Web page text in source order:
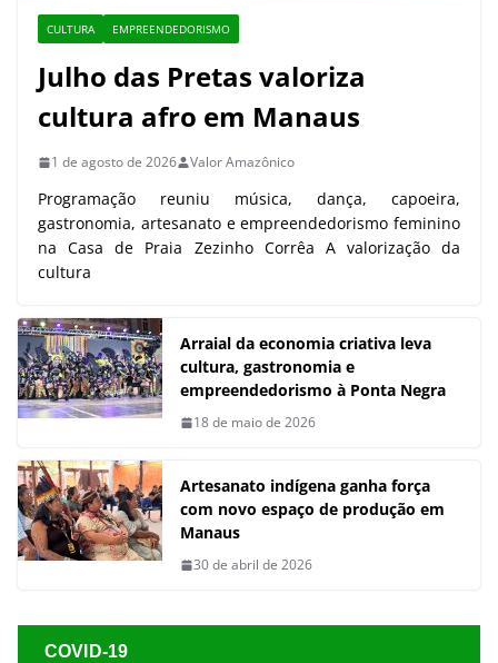
CULTURA EMPREENDEDORISMO
Julho das Pretas valoriza
cultura afro em Manaus
1 de agosto de 2026 Valor Amazônico
Programação reuniu música, dança, capoeira,
gastronomia, artesanato e empreendedorismo feminino
na Casa de Praia Zezinho Corrêa A valorização da
cultura
Arraial da economia criativa leva
cultura, gastronomia e
empreendedorismo à Ponta Negra
18 de maio de 2026
Artesanato indígena ganha força
com novo espaço de produção em
Manaus
30 de abril de 2026
COVID-19